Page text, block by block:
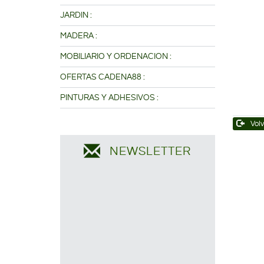
JARDIN :
MADERA :
MOBILIARIO Y ORDENACION :
OFERTAS CADENA88 :
PINTURAS Y ADHESIVOS :
NEWSLETTER